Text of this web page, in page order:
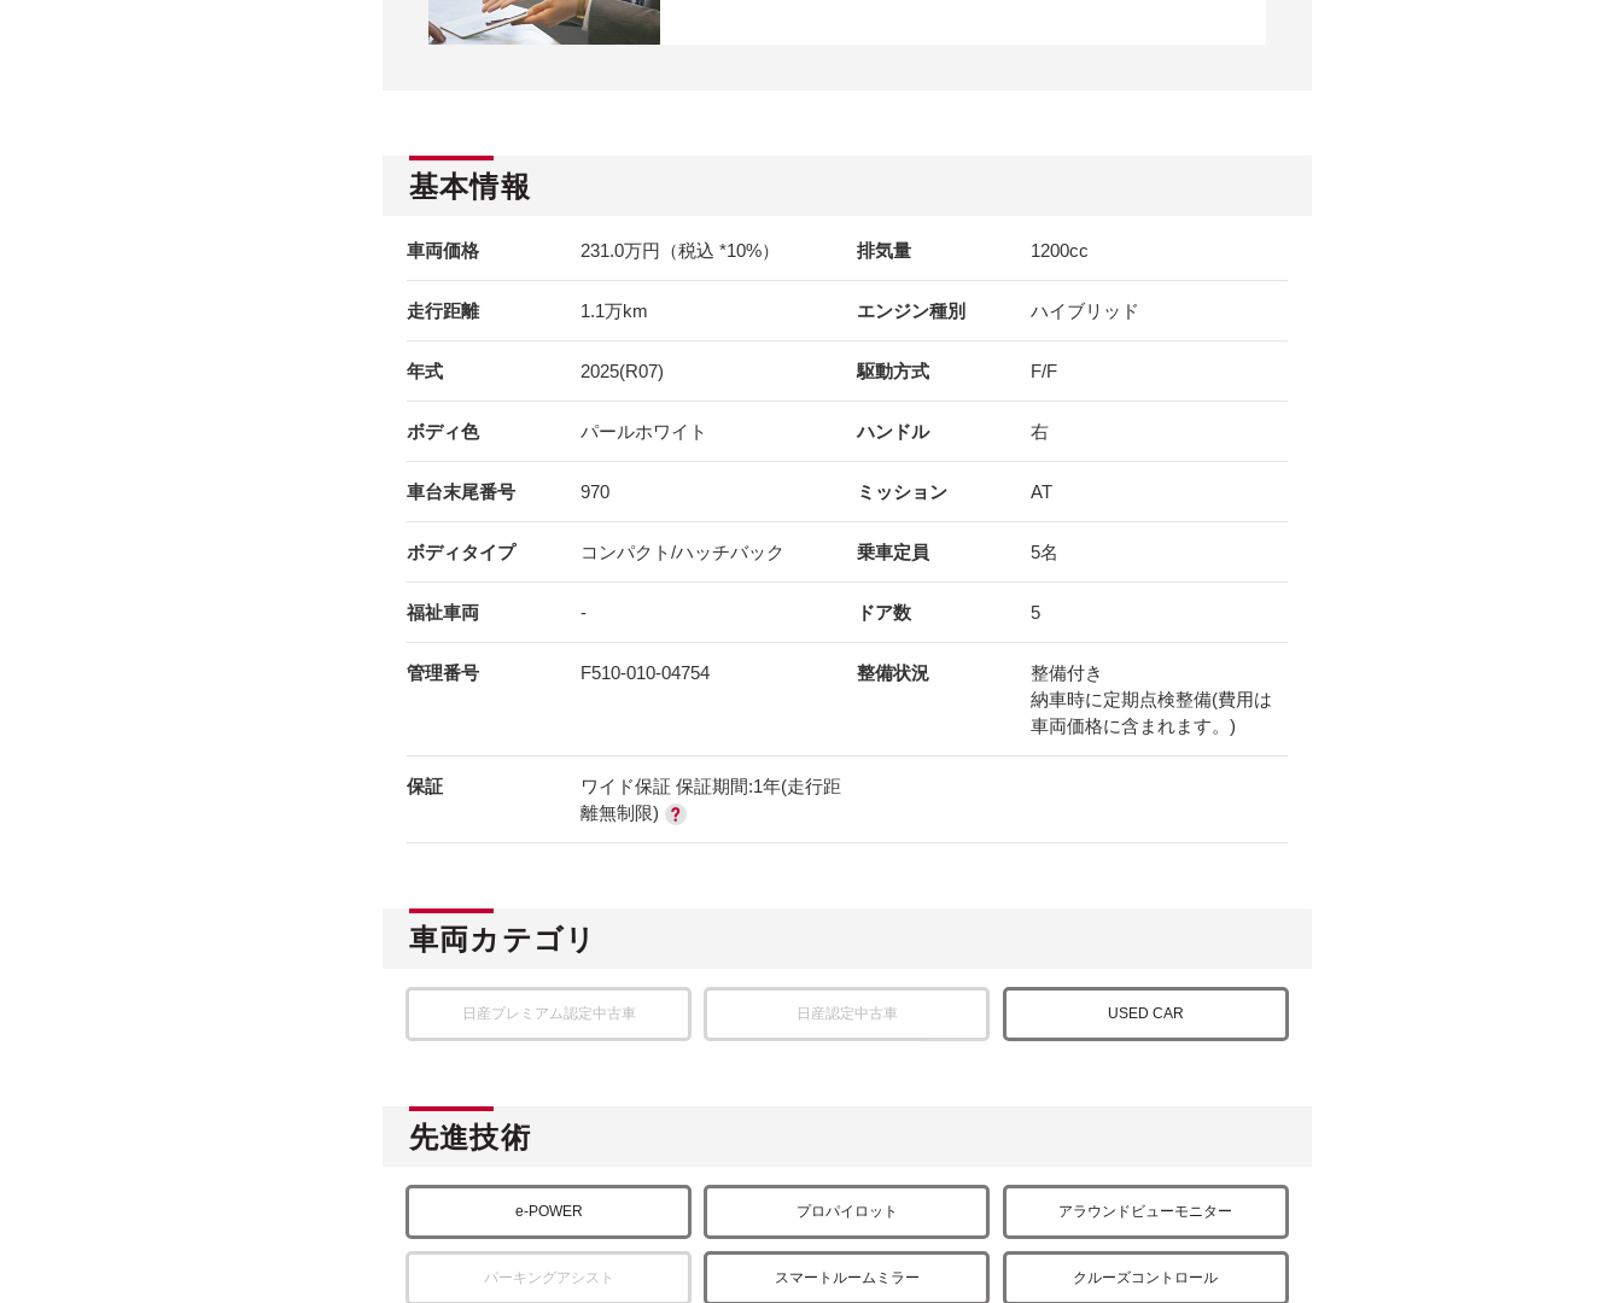
基本情報
車両価格 231.0万円（税込 *10%） 排気量 1200cc
走行距離 1.1万km エンジン種別 ハイブリッド
年式 2025(R07) 駆動方式 F/F
ボディ色 パールホワイト ハンドル 右
車台末尾番号 970 ミッション AT
ボディタイプ コンパクト/ハッチバック 乗車定員 5名
福祉車両 - ドア数 5
管理番号 F510-010-04754 整備状況
整備付き
納車時に定期点検整備(費用は
車両価格に含まれます。)
保証
ワイド保証 保証期間:1年(走行距
離無制限)
車両カテゴリ
日産プレミアム認定中古車 日産認定中古車 USED CAR
先進技術
e-POWER プロパイロット アラウンドビューモニター
パーキングアシスト スマートルームミラー クルーズコントロール